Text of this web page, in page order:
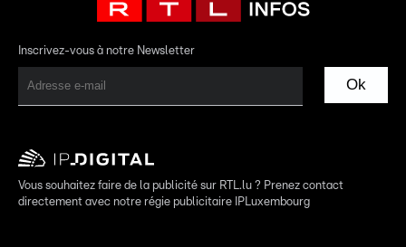
Inscrivez-vous à notre Newsletter
Ok
Vous souhaitez faire de la publicité sur RTL.lu ? Prenez contact
directement avec notre régie publicitaire IPLuxembourg